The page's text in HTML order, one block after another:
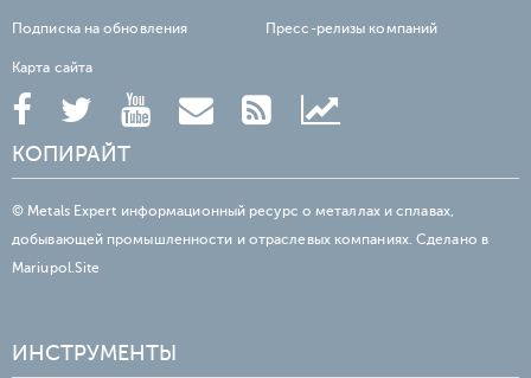
Подписка на обновления Пресс-релизы компаний
Карта сайта
КОПИРАЙТ
© Metals Expert информационный ресурс о металлах и сплавах,
добывающей промышленности и отраслевых компаниях. Сделано в
Mariupol.Site
ИНСТРУМЕНТЫ